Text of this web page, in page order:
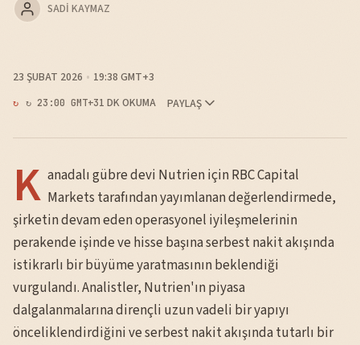
SADI KAYMAZ
23 ŞUBAT 2026 19:38 GMT+3
↻ 23:00 GMT+31 DK OKUMA PAYLAŞ
K anadalı gübre devi Nutrien için RBC Capital
Markets tarafından yayımlanan değerlendirmede,
şirketin devam eden operasyonel iyileşmelerinin
perakende işinde ve hisse başına serbest nakit akışında
istikrarlı bir büyüme yaratmasının beklendiği
vurgulandı. Analistler, Nutrien'ın piyasa
dalgalanmalarına dirençli uzun vadeli bir yapıyı
önceliklendirdiğini ve serbest nakit akışında tutarlı bir